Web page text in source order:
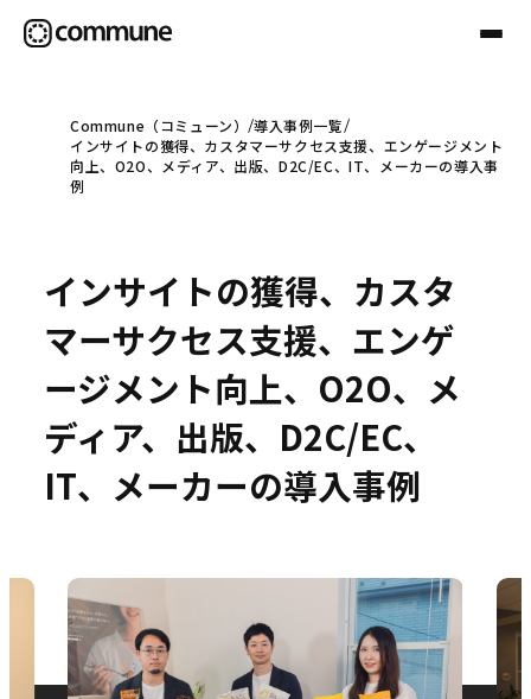
Communeについて
事例
セミナー
お役立ち情報
お問い合わせ
Commune（コミューン）
導入事例一覧
インサイトの獲得、カスタマーサクセス支援、エンゲージメント
向上、O2O、メディア、出版、D2C/EC、IT、メーカーの導入事
例
インサイトの獲得、カスタ
マーサクセス支援、エンゲ
ージメント向上、O2O、メ
ディア、出版、D2C/EC、
IT、メーカーの導入事例